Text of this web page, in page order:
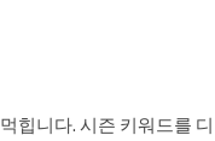
힙니다. 시즌 키워드를 디